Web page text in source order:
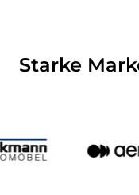
Starke